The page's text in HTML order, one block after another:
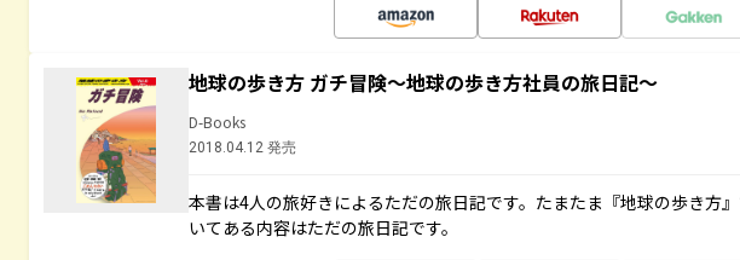
地球の歩き方 ガチ冒険～地球の歩き方社員の旅日記～
D-Books
2018.04.12 発売
本書は4人の旅好きによるただの旅日記です。たまたま『地球の歩き方
いてある内容はただの旅日記です。